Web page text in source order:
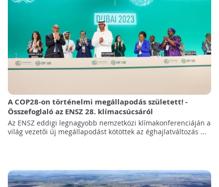
A COP28-on történelmi megállapodás született! -
Összefoglaló az ENSZ 28. klímacsúcsáról
Az ENSZ eddigi legnagyobb nemzetközi klímakonferenciáján a
világ vezetői új megállapodást kötöttek az éghajlatváltozás ...